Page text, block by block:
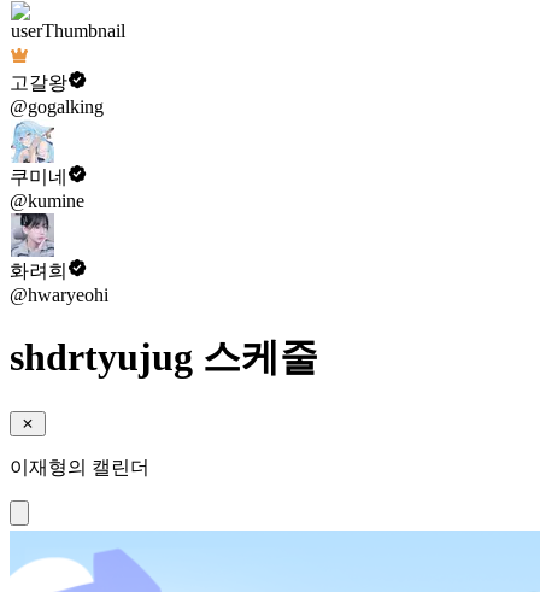
고갈왕
@gogalking
쿠미네
@kumine
화려희
@hwaryeohi
shdrtyujug 스케줄
이재형의 캘린더